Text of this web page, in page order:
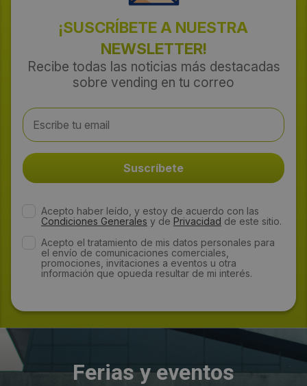
¡SUSCRÍBETE A NUESTRA
NEWSLETTER!
Recibe todas las noticias más destacadas
sobre vending en tu correo
Acepto haber leído, y estoy de acuerdo con las
Condiciones Generales y de Privacidad de este sitio.
Acepto el tratamiento de mis datos personales para
el envío de comunicaciones comerciales,
promociones, invitaciones a eventos u otra
información que opueda resultar de mi interés.
Ferias y eventos